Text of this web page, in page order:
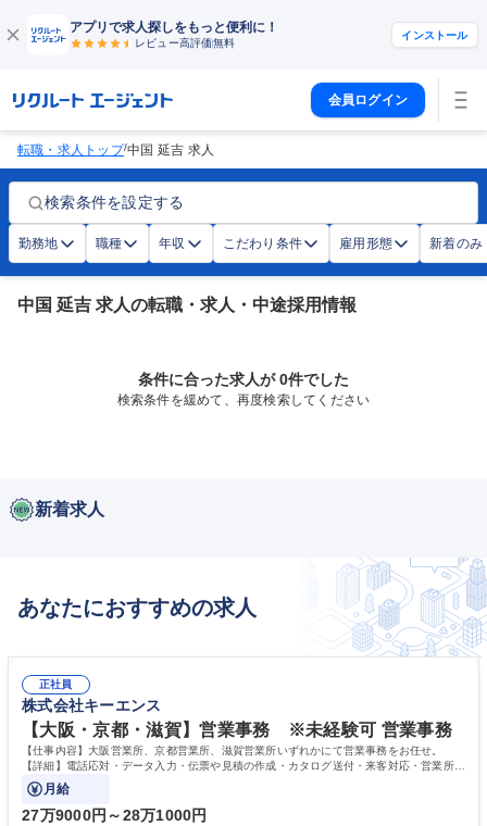
アプリで求人探しをもっと便利に！
レビュー高評価無料
インストール
会員ログイン
転職・求人トップ/中国 延吉 求人
検索条件を設定する
勤務地 職種 年収 こだわり条件 雇用形態 新着のみ
中国 延吉 求人の転職・求人・中途採用情報
条件に合った求人が 0件でした
検索条件を緩めて、再度検索してください
新着求人
あなたにおすすめの求人
正社員
株式会社キーエンス
【大阪・京都・滋賀】営業事務 ※未経験可 営業事務
【仕事内容】大阪営業所、京都営業所、滋賀営業所いずれかにて営業事務をお任せ。
【詳細】電話応対・データ入力・伝票や見積の作成・カタログ送付・来客対応・営業所内
で発生する事務業務や業務改善をお任せ。
月給
27万9000円～28万1000円